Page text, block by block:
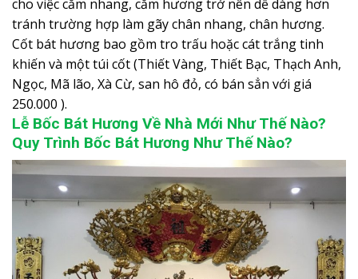
cho việc cắm nhang, cắm hương trở nên dễ dàng hơn
tránh trường hợp làm gãy chân nhang, chân hương.
Cốt bát hương bao gồm tro trấu hoặc cát trắng tinh
khiến và một túi cốt (Thiết Vàng, Thiết Bạc, Thạch Anh,
Ngọc, Mã lão, Xà Cừ, san hô đỏ, có bán sẳn với giá
250.000 ).
Lễ Bốc Bát Hương Về Nhà Mới Như Thế Nào?
Quy Trình Bốc Bát Hương Như Thế Nào?